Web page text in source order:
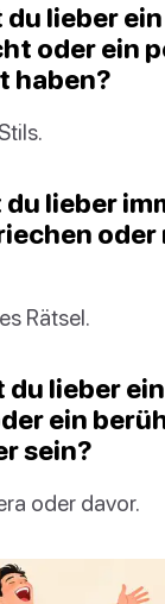
du lieber
oder ein
haben?
du lieber
oder
Rätsel.
du lieber
ein
sein?
oder davor.